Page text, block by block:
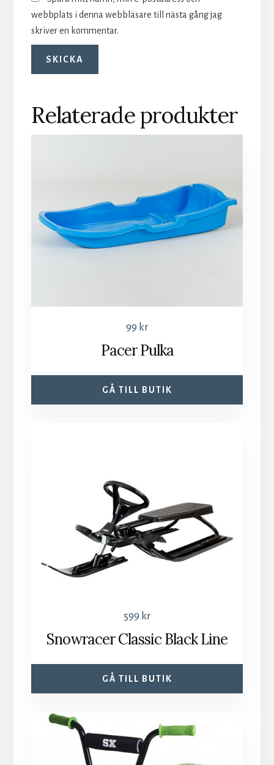
webbplats i denna webbläsare till nästa gång jag
skriver en kommentar.
Relaterade produkter
99 kr
Pacer Pulka
GÅ TILL BUTIK
599 kr
Snowracer Classic Black Line
GÅ TILL BUTIK